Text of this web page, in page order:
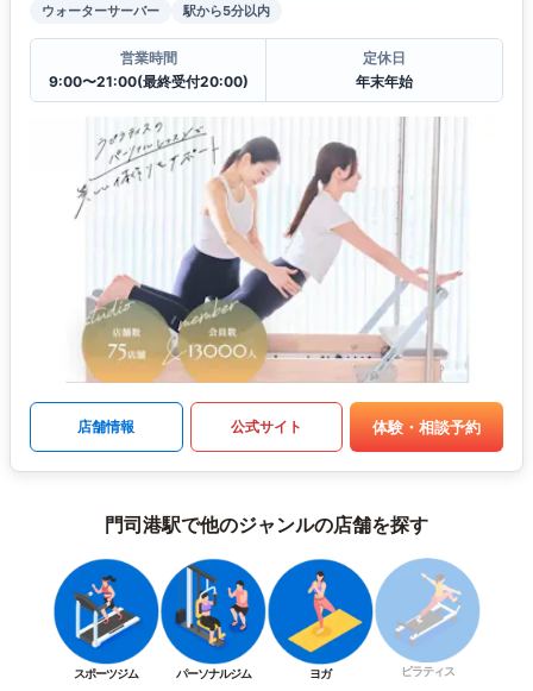
ウォーターサーバー
駅から5分以内
営業時間
9:00〜21:00(最終受付20:00)
定休日
年末年始
店舗情報 公式サイト 体験・相談予約
門司港駅で他のジャンルの店舗を探す
スポーツジム パーソナルジム ヨガ ピラティス